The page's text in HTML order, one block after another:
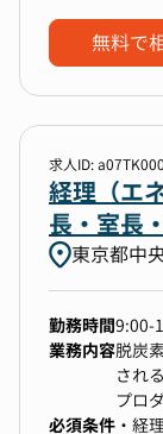
【所
接雇
【使
ト、
基幹
経費
のビ
知識
つけ
スや
る形
おり
【業
・財
・経
・大
・月
のた
理を
・四
無料で
求人ID:
経理（エ
長・室長
東京都中
勤務時間9:00-
業務内容脱炭
され
プロ
ケー
必須条件 ・経